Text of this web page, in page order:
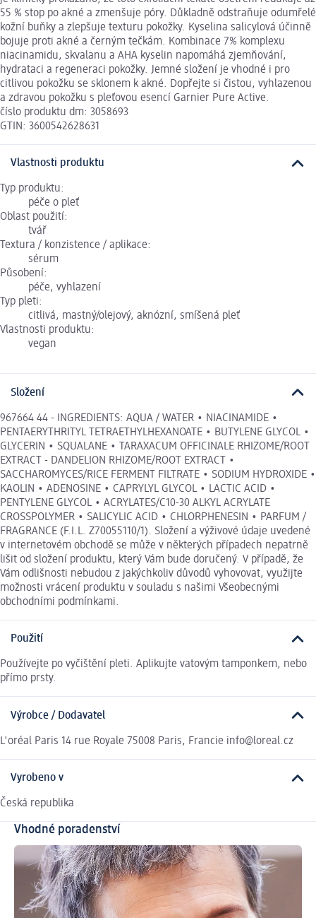
55 % stop po akné a zmenšuje póry. Důkladně odstraňuje odumřelé
kožní buňky a zlepšuje texturu pokožky. Kyselina salicylová účinně
bojuje proti akné a černým tečkám. Kombinace 7% komplexu
niacinamidu, skvalanu a AHA kyselin napomáhá zjemňování,
hydrataci a regeneraci pokožky. Jemné složení je vhodné i pro
citlivou pokožku se sklonem k akné. Dopřejte si čistou, vyhlazenou
a zdravou pokožku s pleťovou esencí Garnier Pure Active.
číslo produktu dm: 3058693
GTIN: 3600542628631
Vlastnosti produktu
Typ produktu:
péče o pleť
Oblast použití:
tvář
Textura / konzistence / aplikace:
sérum
Působení:
péče, vyhlazení
Typ pleti:
citlivá, mastný/olejový, aknózní, smíšená pleť
Vlastnosti produktu:
vegan
Složení
967664 44 - INGREDIENTS: AQUA / WATER • NIACINAMIDE •
PENTAERYTHRITYL TETRAETHYLHEXANOATE • BUTYLENE GLYCOL •
GLYCERIN • SQUALANE • TARAXACUM OFFICINALE RHIZOME/ROOT
EXTRACT - DANDELION RHIZOME/ROOT EXTRACT •
SACCHAROMYCES/RICE FERMENT FILTRATE • SODIUM HYDROXIDE •
KAOLIN • ADENOSINE • CAPRYLYL GLYCOL • LACTIC ACID •
PENTYLENE GLYCOL • ACRYLATES/C10-30 ALKYL ACRYLATE
CROSSPOLYMER • SALICYLIC ACID • CHLORPHENESIN • PARFUM /
FRAGRANCE (F.I.L. Z70055110/1). Složení a výživové údaje uvedené
v internetovém obchodě se může v některých případech nepatrně
lišit od složení produktu, který Vám bude doručený. V případě, že
Vám odlišnosti nebudou z jakýchkoliv důvodů vyhovovat, využijte
možnosti vrácení produktu v souladu s našimi Všeobecnými
obchodními podmínkami.
Použití
Používejte po vyčištění pleti. Aplikujte vatovým tamponkem, nebo
přímo prsty.
Výrobce / Dodavatel
L'oréal Paris 14 rue Royale 75008 Paris, Francie info@loreal.cz
Vyrobeno v
Česká republika
Vhodné poradenství